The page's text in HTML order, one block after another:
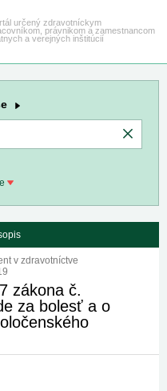
určený zdravotníckym
právnikom a zamestnancom
a verejných inštitúcií
v zdravotníctve
zákona č.
za bolesť a o